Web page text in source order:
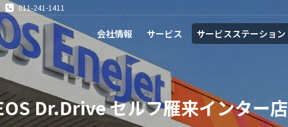
011-241-1411
会社情報 サービス サービスステーション
Dr.Drive セルフ雁来インター店